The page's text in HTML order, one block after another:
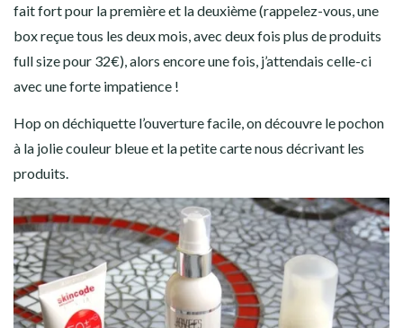
fait fort pour la première et la deuxième (rappelez-vous, une
box reçue tous les deux mois, avec deux fois plus de produits
full size pour 32€), alors encore une fois, j’attendais celle-ci
avec une forte impatience !
Hop on déchiquette l’ouverture facile, on découvre le pochon
à la jolie couleur bleue et la petite carte nous décrivant les
produits.